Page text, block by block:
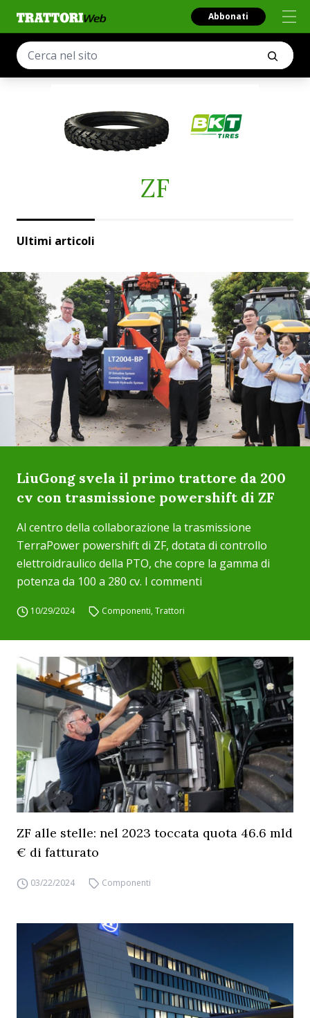
Abbonati
ZF
Ultimi articoli
LiuGong svela il primo trattore da 200
cv con trasmissione powershift di ZF
Al centro della collaborazione la trasmissione
TerraPower powershift di ZF, dotata di controllo
elettroidraulico della PTO, che copre la gamma di
potenza da 100 a 280 cv. I commenti
10/29/2024 Componenti,Trattori
ZF alle stelle: nel 2023 toccata quota 46.6 mld
€ di fatturato
03/22/2024 Componenti